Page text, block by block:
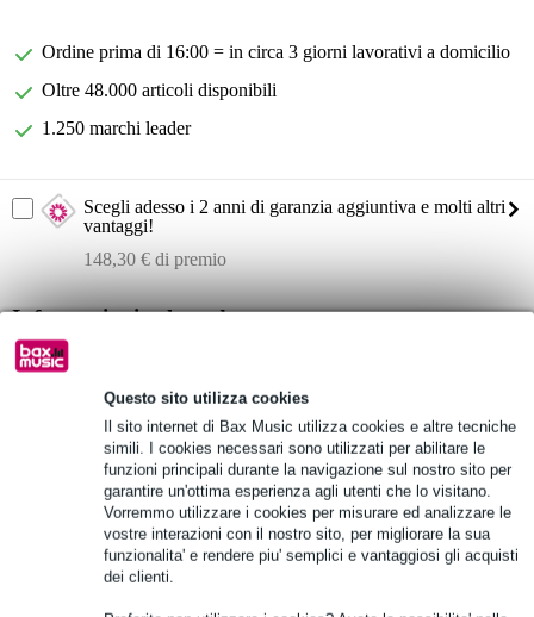
Questo sito utilizza cookies
Il sito internet di Bax Music utilizza cookies e altre tecniche
simili. I cookies necessari sono utilizzati per abilitare le
funzioni principali durante la navigazione sul nostro sito per
garantire un'ottima esperienza agli utenti che lo visitano.
Vorremmo utilizzare i cookies per misurare ed analizzare le
vostre interazioni con il nostro sito, per migliorare la sua
funzionalita' e rendere piu' semplici e vantaggiosi gli acquisti
dei clienti.
Ordine prima di 16:00 = in circa 3 giorni lavorativi a domicilio
Oltre 48.000 articoli disponibili
1.250 marchi leader
Scegli adesso i 2 anni di garanzia aggiuntiva e molti altri
vantaggi!
148,30 € di premio
Informazioni sul prodotto
Electro-Voice Evolve 70
sistema PA a colonna
1x woofer da 15 pollici + 8x mid/tweeter da 4,7 pollici
Specifiche complete
Vedi anche (1)